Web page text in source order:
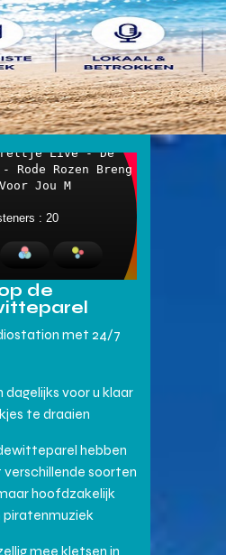
de
met 24/7
dagelijks voor u klaar
te draaien
hebben
soorten
hoofdzakelijk
piratenmuziek
mee kletsen in